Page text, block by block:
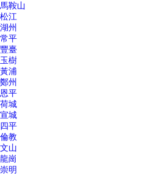
馬鞍山
松江
湖州
常平
豐臺
玉樹
黃浦
鄭州
恩平
荷城
宣城
四平
倫教
文山
龍崗
崇明